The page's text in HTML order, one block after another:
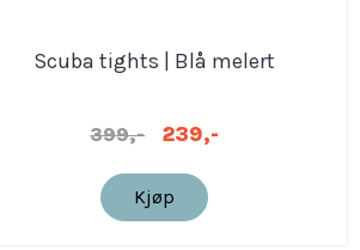
Scuba tights | Blå melert
399,- 239,-
Kjøp